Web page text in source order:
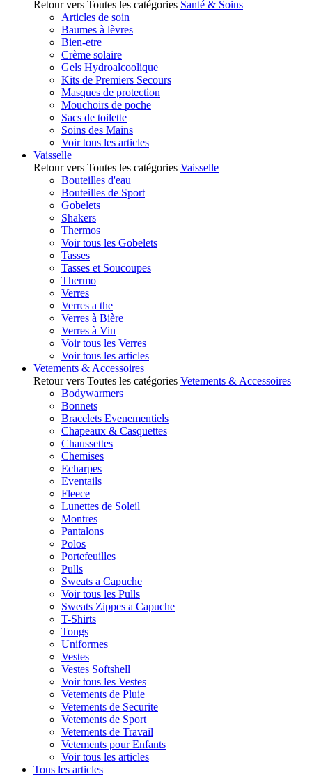
Retour vers Toutes les catégories Santé & Soins
Articles de soin
Baumes à lèvres
Bien-etre
Crème solaire
Gels Hydroalcoolique
Kits de Premiers Secours
Masques de protection
Mouchoirs de poche
Sacs de toilette
Soins des Mains
Voir tous les articles
Vaisselle
Retour vers Toutes les catégories Vaisselle
Bouteilles d'eau
Bouteilles de Sport
Gobelets
Shakers
Thermos
Voir tous les Gobelets
Tasses
Tasses et Soucoupes
Thermo
Verres
Verres a the
Verres à Bière
Verres à Vin
Voir tous les Verres
Voir tous les articles
Vetements & Accessoires
Retour vers Toutes les catégories Vetements & Accessoires
Bodywarmers
Bonnets
Bracelets Evenementiels
Chapeaux & Casquettes
Chaussettes
Chemises
Echarpes
Eventails
Fleece
Lunettes de Soleil
Montres
Pantalons
Polos
Portefeuilles
Pulls
Sweats a Capuche
Voir tous les Pulls
Sweats Zippes a Capuche
T-Shirts
Tongs
Uniformes
Vestes
Vestes Softshell
Voir tous les Vestes
Vetements de Pluie
Vetements de Securite
Vetements de Sport
Vetements de Travail
Vetements pour Enfants
Voir tous les articles
Tous les articles